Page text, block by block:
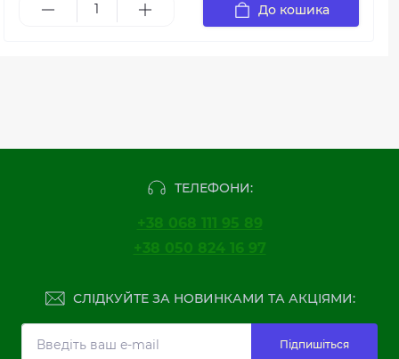
До кошика
ТЕЛЕФОНИ:
+38 068 111 95 89
+38 050 824 16 97
СЛІДКУЙТЕ ЗА НОВИНКАМИ ТА АКЦІЯМИ:
Підпишіться